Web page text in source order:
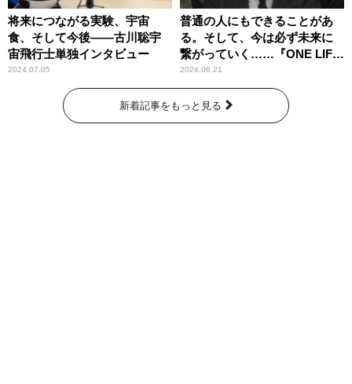
将来につながる実験、宇宙
食、そして今後――古川聡宇
宙飛行士単独インタビュー
2024.07.05
普通の人にもできることがあ
る。そして、今は必ず未来に
繋がっていく……『ONE LIFE
奇跡が繋いだ6000の命』
2024.06.21
新着記事をもっと見る